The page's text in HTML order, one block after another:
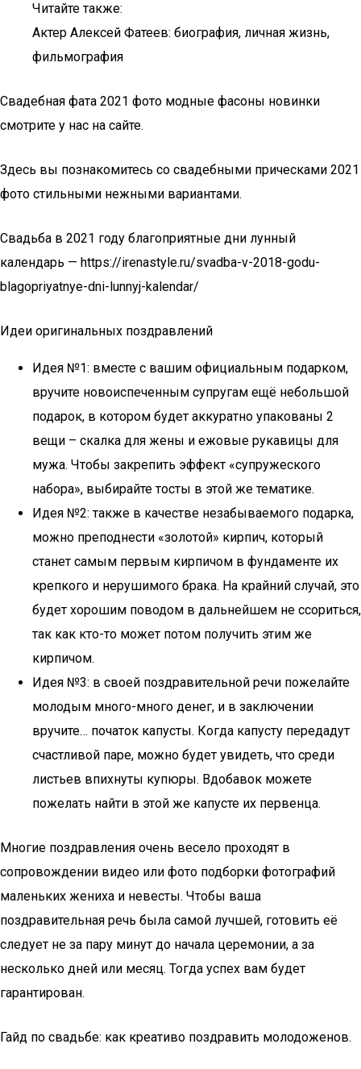
Читайте также:
Актер Алексей Фатеев: биография, личная жизнь,
фильмография
Свадебная фата 2021 фото модные фасоны новинки
смотрите у нас на сайте.
Здесь вы познакомитесь со свадебными прическами 2021
фото стильными нежными вариантами.
Свадьба в 2021 году благоприятные дни лунный
календарь — https://irenastyle.ru/svadba-v-2018-godu-
blagopriyatnye-dni-lunnyj-kalendar/
Идеи оригинальных поздравлений
Идея №1: вместе с вашим официальным подарком,
вручите новоиспеченным супругам ещё небольшой
подарок, в котором будет аккуратно упакованы 2
вещи – скалка для жены и ежовые рукавицы для
мужа. Чтобы закрепить эффект «супружеского
набора», выбирайте тосты в этой же тематике.
Идея №2: также в качестве незабываемого подарка,
можно преподнести «золотой» кирпич, который
станет самым первым кирпичом в фундаменте их
крепкого и нерушимого брака. На крайний случай, это
будет хорошим поводом в дальнейшем не ссориться,
так как кто-то может потом получить этим же
кирпичом.
Идея №3: в своей поздравительной речи пожелайте
молодым много-много денег, и в заключении
вручите… початок капусты. Когда капусту передадут
счастливой паре, можно будет увидеть, что среди
листьев впихнуты купюры. Вдобавок можете
пожелать найти в этой же капусте их первенца.
Многие поздравления очень весело проходят в
сопровождении видео или фото подборки фотографий
маленьких жениха и невесты. Чтобы ваша
поздравительная речь была самой лучшей, готовить её
следует не за пару минут до начала церемонии, а за
несколько дней или месяц. Тогда успех вам будет
гарантирован.
Гайд по свадьбе: как креативо поздравить молодоженов.